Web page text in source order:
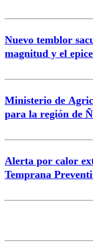
Nuevo temblor
magnitud y el
Ministerio de
para la región de
Alerta por calor
Temprana